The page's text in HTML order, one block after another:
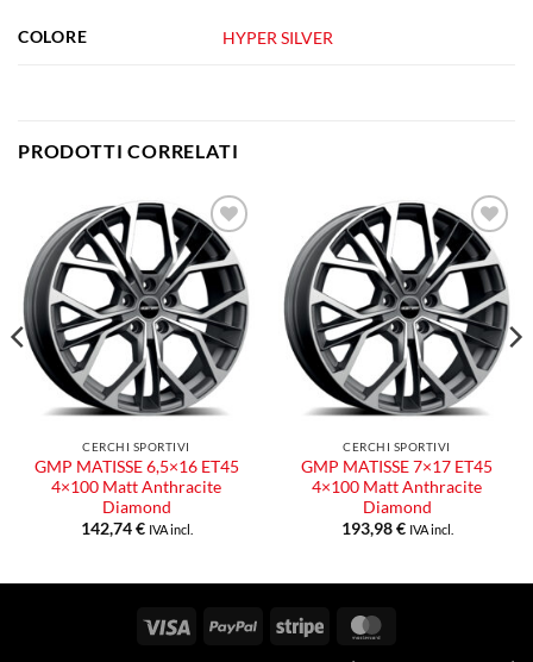
COLORE HYPER SILVER
PRODOTTI CORRELATI
Aggiungi
alla lista
dei
desideri
CERCHI SPORTIVI
GMP MATISSE 6,5×16 ET45
4×100 Matt Anthracite
Diamond
142,74€ IVA incl.
Aggiungi
alla lista
dei
desideri
CERCHI SPORTIVI
GMP MATISSE 7×17 ET45
4×100 Matt Anthracite
Diamond
193,98€ IVA incl.
Visa PayPal Stripe